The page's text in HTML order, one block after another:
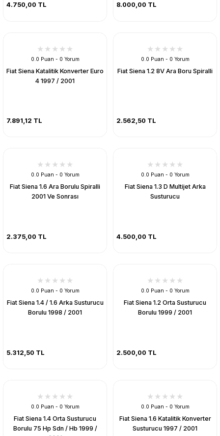
4.750,00 TL 8.000,00 TL
0.0 Puan - 0 Yorum
Fiat Siena Katalitik Konverter Euro
4 1997 / 2001
7.891,12 TL
0.0 Puan - 0 Yorum
Fiat Siena 1.2 8V Ara Boru Spiralli
2.562,50 TL
0.0 Puan - 0 Yorum
Fiat Siena 1.6 Ara Borulu Spiralli
2001 Ve Sonrası
2.375,00 TL
0.0 Puan - 0 Yorum
Fiat Siena 1.3 D Multijet Arka
Susturucu
4.500,00 TL
0.0 Puan - 0 Yorum
Fiat Siena 1.4 / 1.6 Arka Susturucu
Borulu 1998 / 2001
5.312,50 TL
0.0 Puan - 0 Yorum
Fiat Siena 1.2 Orta Susturucu
Borulu 1999 / 2001
2.500,00 TL
0.0 Puan - 0 Yorum
Fiat Siena 1.4 Orta Susturucu
Borulu 75 Hp Sdn / Hb 1999 /
0.0 Puan - 0 Yorum
Fiat Siena 1.6 Katalitik Konverter
Susturucu 1997 / 2001